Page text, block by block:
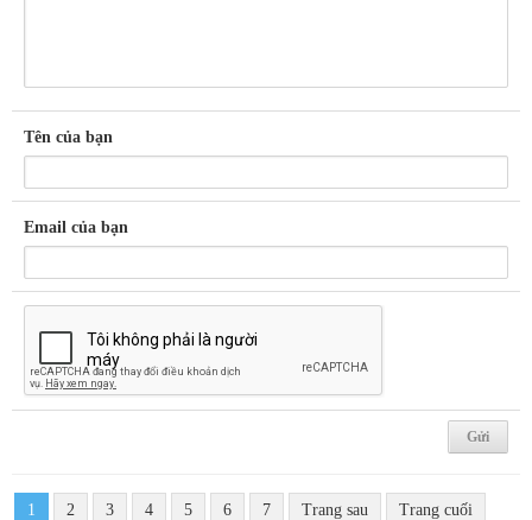
Tên của bạn
Email của bạn
1 2 3 4 5 6 7 Trang sau Trang cuối